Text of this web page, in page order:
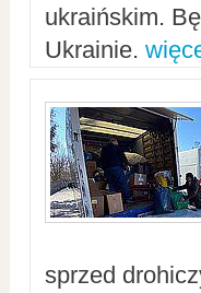
ukraińskim.
Ukrainie.
sprzed